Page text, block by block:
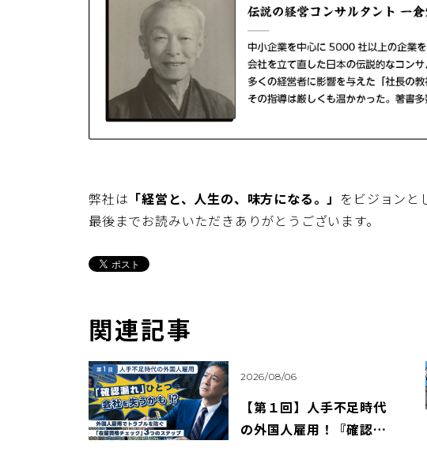
弊社は 「経営と、人生の、味方になる。」 をビジョンと
最後までお読みいただきありがとうございます。
関連記事
2026/08/06
【第１回】人手不足時代
の外国人雇用！『確認漏